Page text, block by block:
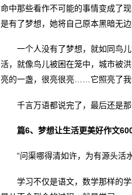
命中那些看作不可能的事情变成了
是有了梦想，她将自己原本黑暗无
一个人没有了梦想，就如同鸟
活，就像鸟儿被困在笼中，城市被
亮的一盏，很亮很亮……它照亮了我
千言万语都说完了，最后还是
篇6、梦想让生活更美好作文
“问渠哪得清如许，为有源头活
学习不仅是语文，数学那样的